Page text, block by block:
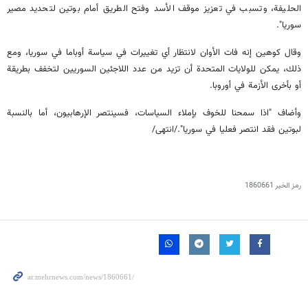
الحليفة، وتسبب في تعزيز موقف الأسد وفتح الطريق أمام بوتين لتحديد مصير
سوريا".
وقال كوهين إنه فات الأوان لانتظار أي تغييرات في سياسة أوباما في سوريا، ومع
ذلك، يمكن للولايات المتحدة أن تزيد من عدد اللاجئين السوريين لتخفف بطريقة
أو بأخرى الأزمة في أوروبا.
وأضاف "اذا سمحنا للخوف بإملاء السياسات، فسينتصر الإرهابيون، أما بالنسبة
لبوتين فقد انتصر فعليا في سوريا"./انتهى/
رمز الخبر 1860661